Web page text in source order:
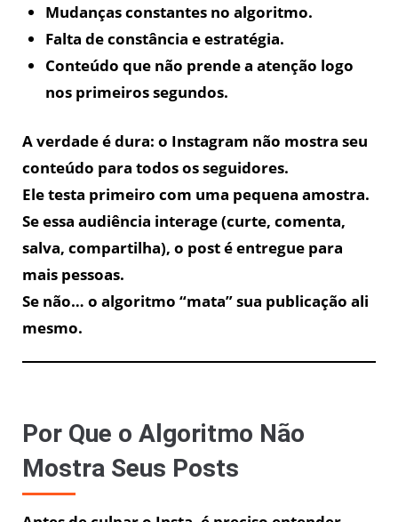
Mudanças constantes no algoritmo.
Falta de constância e estratégia.
Conteúdo que não prende a atenção logo
nos primeiros segundos.
A verdade é dura: o Instagram não mostra seu
conteúdo para todos os seguidores.
Ele testa primeiro com uma pequena amostra.
Se essa audiência interage (curte, comenta,
salva, compartilha), o post é entregue para
mais pessoas.
Se não… o algoritmo “mata” sua publicação ali
mesmo.
Por Que o Algoritmo Não
Mostra Seus Posts